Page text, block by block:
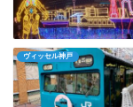
ヴィッセル神戸